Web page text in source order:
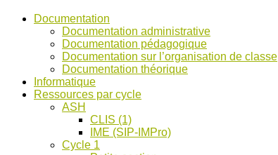
Bancs
d’Ecole
pour
discussions
Documentation
Documentation administrative
Documentation pédagogique
Documentation sur l’organisation de classe
Documentation théorique
Informatique
Ressources par cycle
ASH
CLIS (1)
IME (SIP-IMPro)
Cycle 1